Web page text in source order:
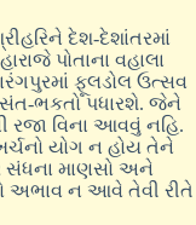
દેશ-દેશાંતરમાં
પોતાના વહાલા
ફૂલડોલ ઉત્સવ
સંત-ભકતો પધારશે. જેને
રજા વિના આવવું નહિ.
યોગ ન હોય તેને
સંધના માણસો અને
અભાવ ન આવે તેવી રીતે